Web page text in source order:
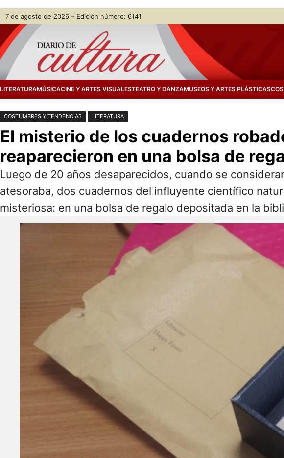
Saltar
contenido
Skip
content
7 de agosto de 2026 – Edición número: 6141
LITERATURAMÚSICACINE Y ARTES VISUALESTEATRO Y DANZAMUSEOS Y ARTES PLÁSTICAS
COSTUMBRES Y TENDENCIAS LITERATURA
El misterio de los cuadernos
reaparecieron en una bolsa de
Luego de 20 años desaparecidos, cuando se
atesoraba, dos cuadernos del influyente científico
misteriosa: en una bolsa de regalo depositada en la